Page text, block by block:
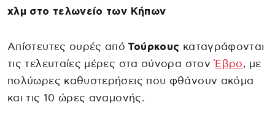
χλμ στο τελωνείο των Κήπων
Απίστευτες ουρές από Τούρκους καταγράφονται
τις τελευταίες μέρες στα σύνορα στονΈβρο, με
πολύωρες καθυστερήσεις που φθάνουν ακόμα
και τις 10 ώρες αναμονής.